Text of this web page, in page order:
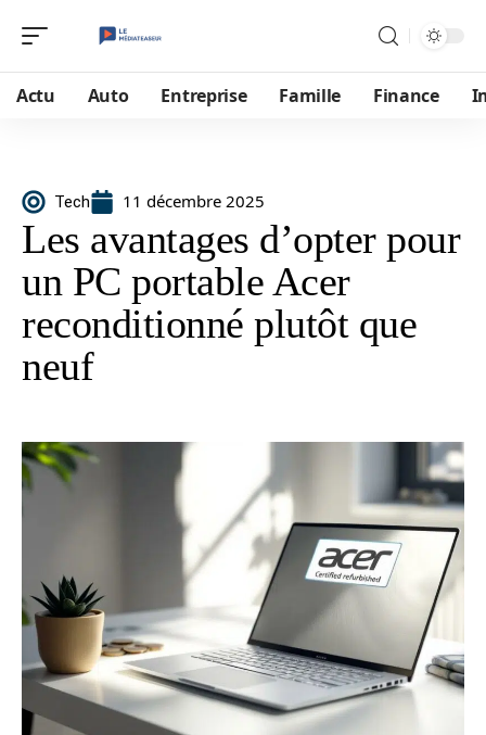
Actu Auto Entreprise Famille Finance
Tech 11 décembre 2025
Les avantages d’opter pour
un PC portable Acer
reconditionné plutôt que
neuf